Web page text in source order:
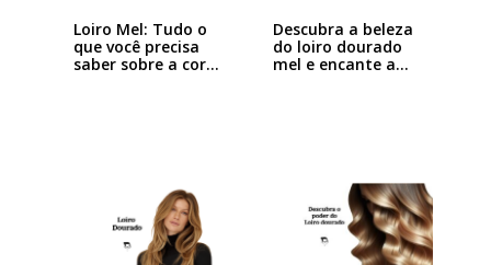
Loiro Mel: Tudo o
que você precisa
saber sobre a cor…
Descubra a beleza
do loiro dourado
mel e encante a…